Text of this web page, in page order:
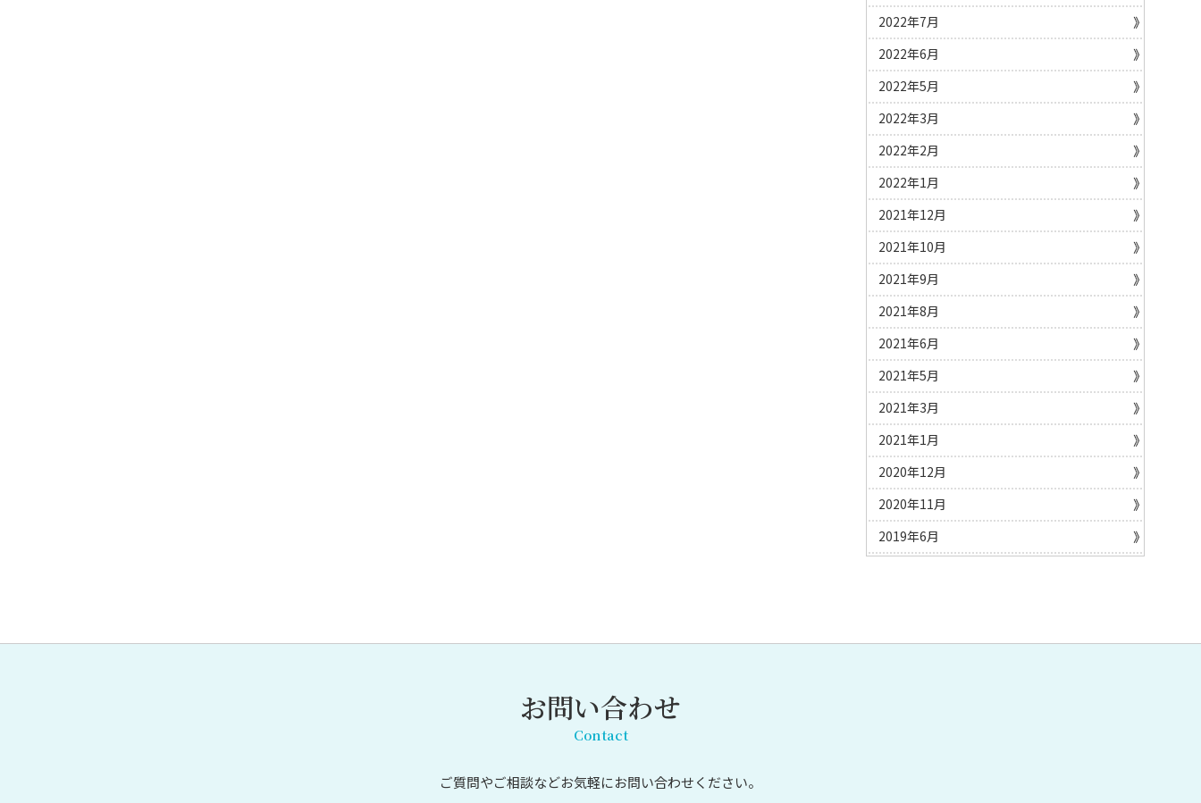
2022年7月
2022年6月
2022年5月
2022年3月
2022年2月
2022年1月
2021年12月
2021年10月
2021年9月
2021年8月
2021年6月
2021年5月
2021年3月
2021年1月
2020年12月
2020年11月
2019年6月
お問い合わせ
Contact
ご質問やご相談などお気軽にお問い合わせください。